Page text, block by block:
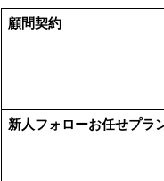
顧問契約
新人フォローお任せプラ